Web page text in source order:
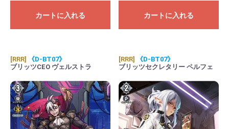
カートに入れる カートに入れる
[RRR]
《D-BT07》
ブリッツCEO ヴェルストラ
[RRR]
《D-BT07》
ブリッツセクレタリー ペルフェ